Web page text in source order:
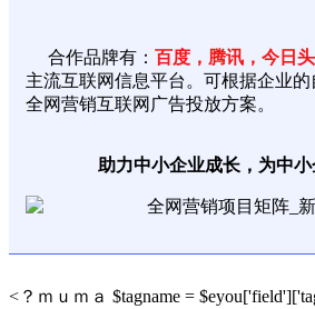
合作品牌有： 百度，腾讯，今日
主流互联网信息平台。可根据企业的
全网营销互联网广告投放方案。
助力中小企业成长，为中小
<？ｍｕｍａ $tagname =